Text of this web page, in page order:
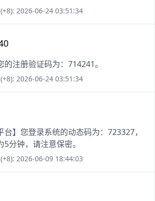
2026-06-24 03:51:34
的注册验证码为：714241。
2026-06-24 03:51:34
台】您登录系统的动态码为：723327，
分钟，请注意保密。
2026-06-09 18:44:03